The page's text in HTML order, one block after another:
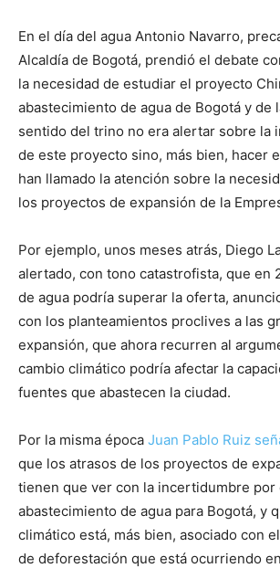
En el día del agua Antonio Navarro,
Alcaldía de Bogotá, prendió el debate
la necesidad de estudiar el proyecto
abastecimiento de agua de Bogotá y de
sentido del trino no era alertar sobre la
de este proyecto sino, más bien, hacer
han llamado la atención sobre la
los proyectos de expansión de la
Por ejemplo, unos meses atrás, Diego
alertado, con tono catastrofista, que en
de agua podría superar la oferta,
con los planteamientos proclives a las
expansión, que ahora recurren al
cambio climático podría afectar la
fuentes que abastecen la ciudad.
Por la misma época Juan Pablo Ruiz
que los atrasos de los proyectos de
tienen que ver con la incertidumbre por
abastecimiento de agua para Bogotá, y
climático está, más bien, asociado con
de deforestación que está ocurriendo